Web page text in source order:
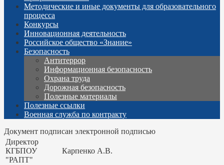
Методические и иные документы для образовательного
процесса
Конкурсы
Инновационная деятельность
Российское общество «Знание»
Безопасность
Антитеррор
Информационная безопасность
Охрана труда
Дорожная безопасность
Полезные материалы
Полезные ссылки
Военная служба по контракту
Документ подписан электронной подписью
Директор
КГБПОУ
"РАПТ"
Карпенко А.В.